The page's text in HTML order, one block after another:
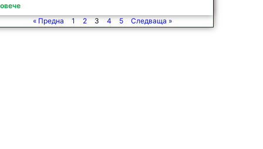
« Предна
1 2 3 4 5 Следваща »